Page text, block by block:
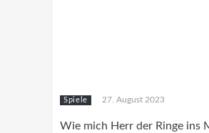
Spiele 27. August 2023
Wie mich Herr der Ringe ins